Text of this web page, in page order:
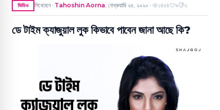
ভিডিও লিখেছেন ● Tahoshin Aorna, ফেব্রুয়ারি ২৫, ২০২০ ● ১৪৫৪ ৯ ২
ডে টাইম ক্যাজুয়াল লুক কিভাবে পাবেন জানা আছে কি?